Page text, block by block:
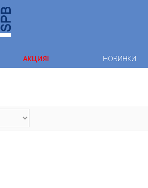
АКЦИЯ! НОВИНКИ